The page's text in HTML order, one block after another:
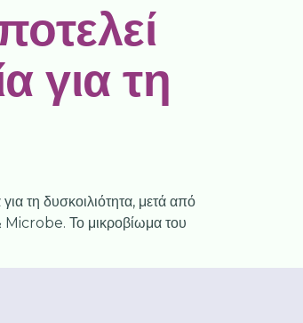
για τη
τη δυσκοιλιότητα, μετά από
Microbe. Το μικροβίωμα του